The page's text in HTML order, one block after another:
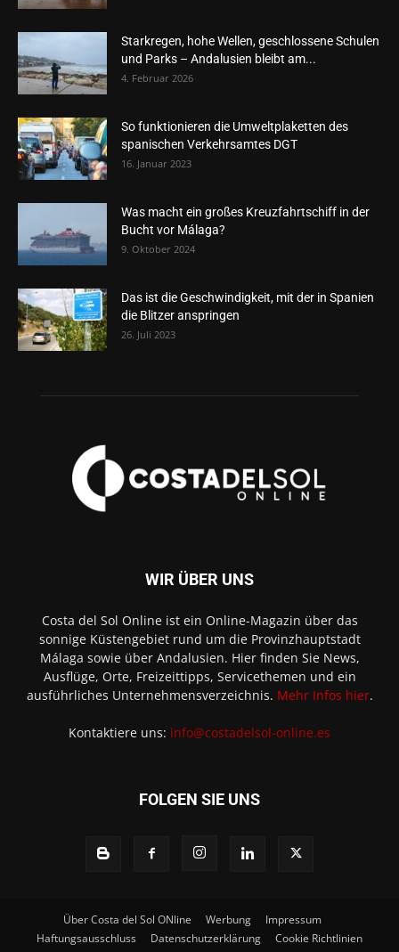
Starkregen, hohe Wellen, geschlossene Schulen
und Parks – Andalusien bleibt am...
4. Februar 2026
So funktionieren die Umweltplaketten des
spanischen Verkehrsamtes DGT
16. Januar 2023
Was macht ein großes Kreuzfahrtschiff in der
Bucht vor Málaga?
9. Oktober 2024
Das ist die Geschwindigkeit, mit der in Spanien
die Blitzer anspringen
26. Juli 2023
WIR ÜBER UNS
Costa del Sol Online ist ein Online-Magazin über das
sonnige Küstengebiet rund um die Provinzhauptstadt
Málaga sowie über Andalusien. Hier finden Sie News,
Ausflüge, Orte, Freizeittipps, Servicethemen und ein
ausführliches Unternehmensverzeichnis. Mehr Infos hier.
Kontaktiere uns: info@costadelsol-online.es
FOLGEN SIE UNS
Über Costa del Sol ONline Werbung
Impressum
Haftungsausschluss
Datenschutzerklärung Cookie Richtlinien